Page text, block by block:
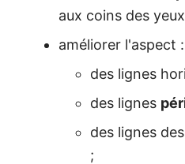
aux coins des
améliorer l'aspect :
des lignes
des lignes
des lignes des
;